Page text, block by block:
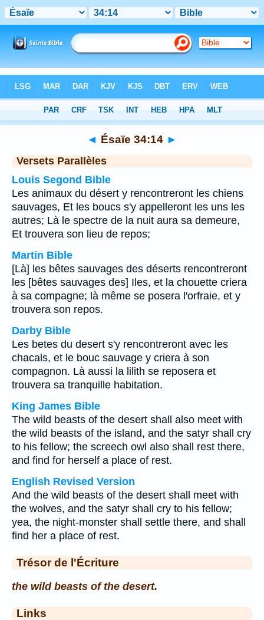
Chapitre 34> Verset 14
◄ Ésaïe 34:14 ►
Versets Parallèles
Louis Segond Bible
Les animaux du désert y rencontreront les chiens
sauvages, Et les boucs s'y appelleront les uns les
autres; Là le spectre de la nuit aura sa demeure,
Et trouvera son lieu de repos;
Martin Bible
[Là] les bêtes sauvages des déserts rencontreront
les [bêtes sauvages des] Iles, et la chouette criera
à sa compagne; là même se posera l'orfraie, et y
trouvera son repos.
Darby Bible
Les betes du desert s'y rencontreront avec les
chacals, et le bouc sauvage y criera à son
compagnon. Là aussi la lilith se reposera et
trouvera sa tranquille habitation.
King James Bible
The wild beasts of the desert shall also meet with
the wild beasts of the island, and the satyr shall cry
to his fellow; the screech owl also shall rest there,
and find for herself a place of rest.
English Revised Version
And the wild beasts of the desert shall meet with
the wolves, and the satyr shall cry to his fellow;
yea, the night-monster shall settle there, and shall
find her a place of rest.
Trésor de l'Écriture
the wild beasts of the desert.
Links